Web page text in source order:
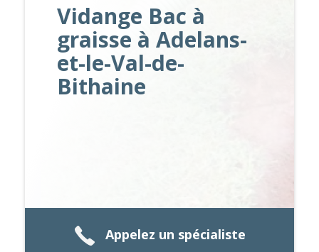
Vidange Bac à
graisse à Adelans-
et-le-Val-de-
Bithaine
Appelez un spécialiste